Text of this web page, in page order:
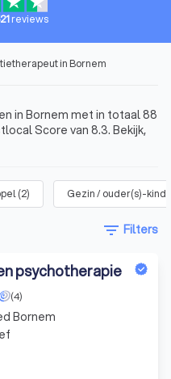
reviews
in Bornem
in Bornem met in totaal 88
Score van 8.3. Bekijk,
(2) Gezin / ouder(s)-
filter_list Filters
psychotherapie
(4)
Bornem